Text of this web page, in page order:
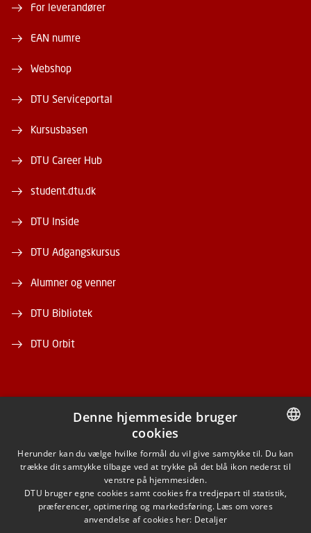
For leverandører
EAN numre
Webshop
DTU Serviceportal
Kursusbasen
DTU Career Hub
student.dtu.dk
DTU Inside
DTU Adgangskursus
Alumner og venner
DTU Bibliotek
DTU Orbit
FACEBOOK
INSTAGRAM
LINKEDIN
DANISH
ENGLISH
Denne hjemmeside bruger
cookies
Herunder kan du vælge hvilke formål du vil give samtykke til. Du kan
trække dit samtykke tilbage ved at trykke på det blå ikon nederst til
venstre på hjemmesiden.
DTU bruger egne cookies samt cookies fra tredjepart til statistik,
præferencer, optimering og markedsføring. Læs om vores
anvendelse af cookies her: Detaljer